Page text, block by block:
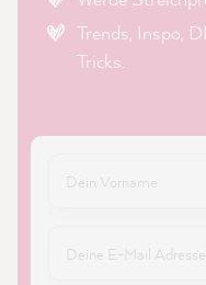
Trends, Inspo,
Tricks.